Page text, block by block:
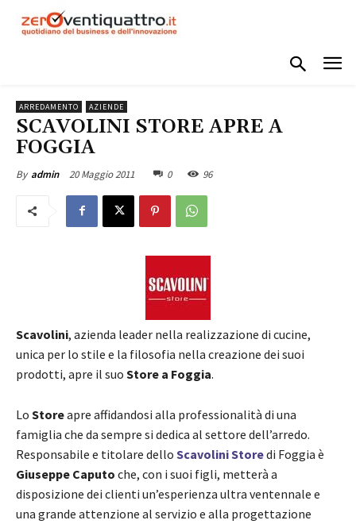
ARREDAMENTO AZIENDE
SCAVOLINI STORE APRE A
FOGGIA
By admin 20 Maggio 2011 0 96
Scavolini, azienda leader nella realizzazione di cucine,
unica per lo stile e la filosofia nella creazione dei suoi
prodotti, apre il suo Store a Foggia.
Lo Storeapre affidandosi alla professionalità di una
famiglia che da sempre si dedica al settore dell’arredo.
Responsabile e titolare dello Scavolini Storedi Foggia è
Giuseppe Caputo che, con i suoi figli, metterà a
disposizione dei clienti un’esperienza ultra ventennale e
una grande attenzione al servizio e alla progettazione